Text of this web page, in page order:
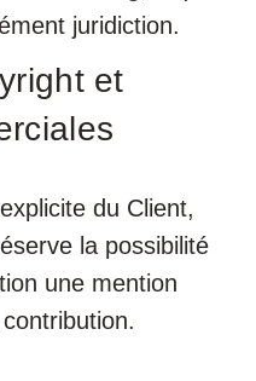
juridiction.
et
du Client,
la possibilité
une mention